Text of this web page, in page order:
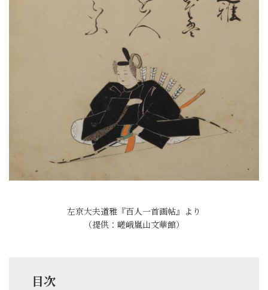
左京大夫道雅『百人一首画帖』より
（提供：嵯峨嵐山文華館）
目次